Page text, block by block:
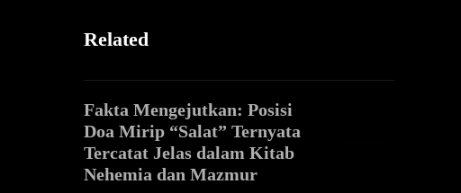
Related
Fakta Mengejutkan: Posisi
Doa Mirip “Salat” Ternyata
Tercatat Jelas dalam Kitab
Nehemia dan Mazmur